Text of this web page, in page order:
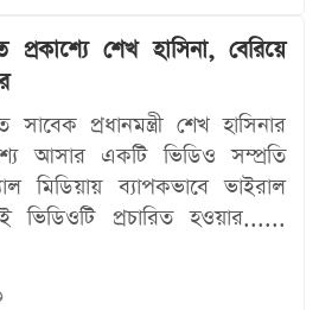
প্রকাশ্যে শেখ হাসিনা, বেরিয়ে
সাবেক প্রধানমন্ত্রী শেখ হাসিনার
আসার একটি ভিডিও সম্প্রতি
মিডিয়ায় ব্যাপকভাবে ভাইরাল
প্রচারিত হওয়ার......